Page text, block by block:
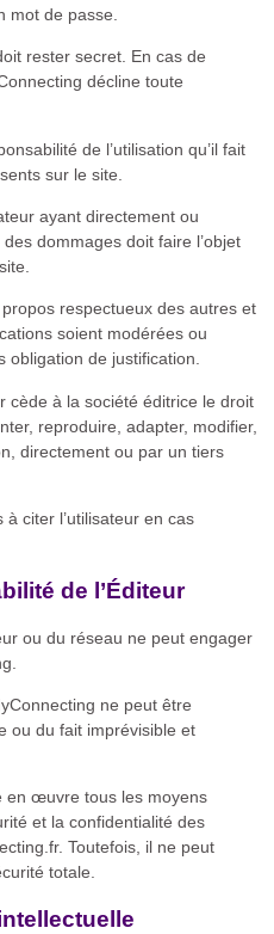
mot de passe.
rester secret. En cas de
décline toute
de l’utilisation qu’il fait
sur le site.
ayant directement ou
dommages doit faire l’objet
respectueux des autres et
soient modérées ou
obligation de justification.
cède à la société éditrice le droit
reproduire, adapter, modifier,
directement ou par un tiers
à citer l’utilisateur en cas
de l’Éditeur
ou du réseau ne peut engager
ne peut être
ou du fait imprévisible et
en œuvre tous les moyens
et la confidentialité des
Toutefois, il ne peut
totale.